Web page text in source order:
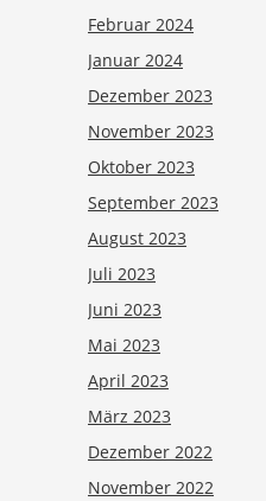
Februar 2024
Januar 2024
Dezember 2023
November 2023
Oktober 2023
September 2023
August 2023
Juli 2023
Juni 2023
Mai 2023
April 2023
März 2023
Dezember 2022
November 2022